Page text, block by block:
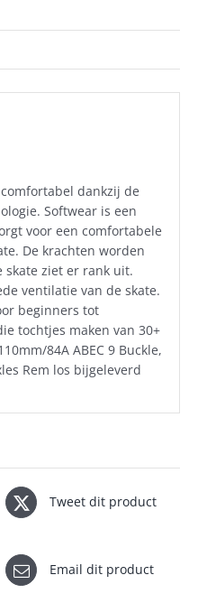
dankzij de
Softwear is een
voor een comfortabele
De krachten worden
ziet er rank uit.
ventilatie van de skate.
beginners tot
tochtjes maken van 30+
84A ABEC 9 Buckle,
Rem los bijgeleverd
Tweet dit product
Email dit product